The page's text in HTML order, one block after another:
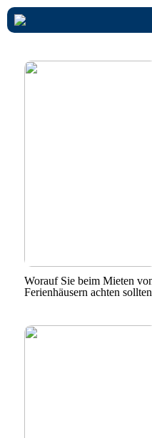
Worauf Sie beim Mieten
Ferienhäusern achten sollten